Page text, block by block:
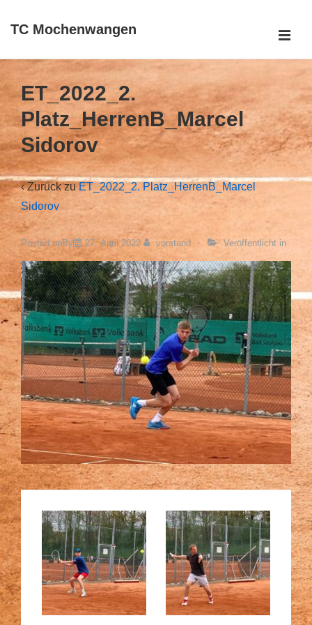
ZumTC Mochenwangen
Main
Navigation
ET_2022_2.
Platz_HerrenB_Marcel
Sidorov
‹ Zurück zuET_2022_2. Platz_HerrenB_Marcel
Sidorov
Posted onBy 27. April 2022 vorstand Veröffentlicht in